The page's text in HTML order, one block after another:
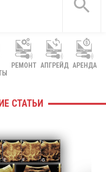
РЕМОНТ АПГРЕЙД АРЕНДА
СТАТЬИ